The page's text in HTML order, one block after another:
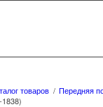
товаров / Передняя